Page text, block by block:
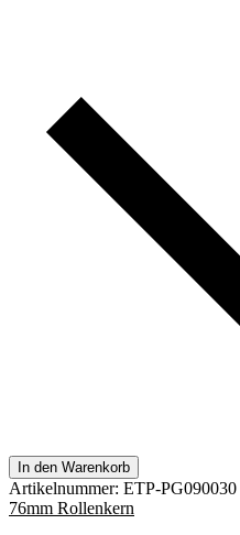
In den Warenkorb
Artikelnummer: ETP-PG090030
76mm Rollenkern